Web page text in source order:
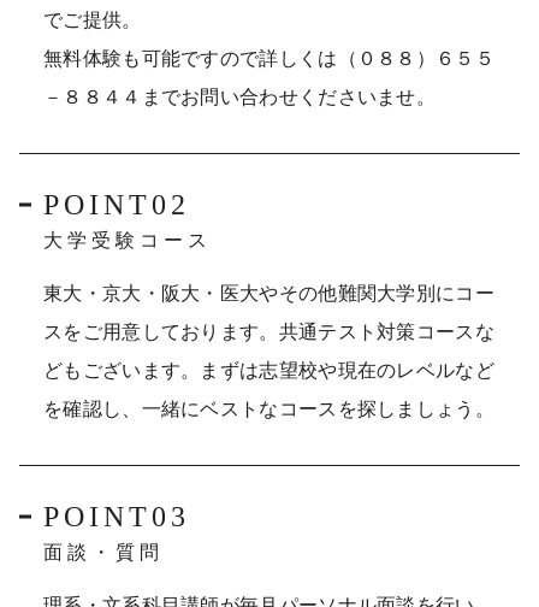
でご提供。
無料体験も可能ですので詳しくは（０８８）６５５
－８８４４までお問い合わせくださいませ。
POINT02
大学受験コース
東大・京大・阪大・医大やその他難関大学別にコー
スをご用意しております。共通テスト対策コースな
どもございます。まずは志望校や現在のレベルなど
を確認し、一緒にベストなコースを探しましょう。
POINT03
面談・質問